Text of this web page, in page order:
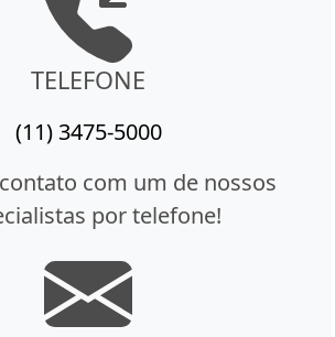
TELEFONE
(11) 3475-5000
com um de nossos
por telefone!